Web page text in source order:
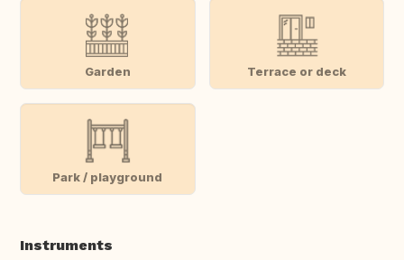
Garden Terrace or deck
Park / playground
Instruments